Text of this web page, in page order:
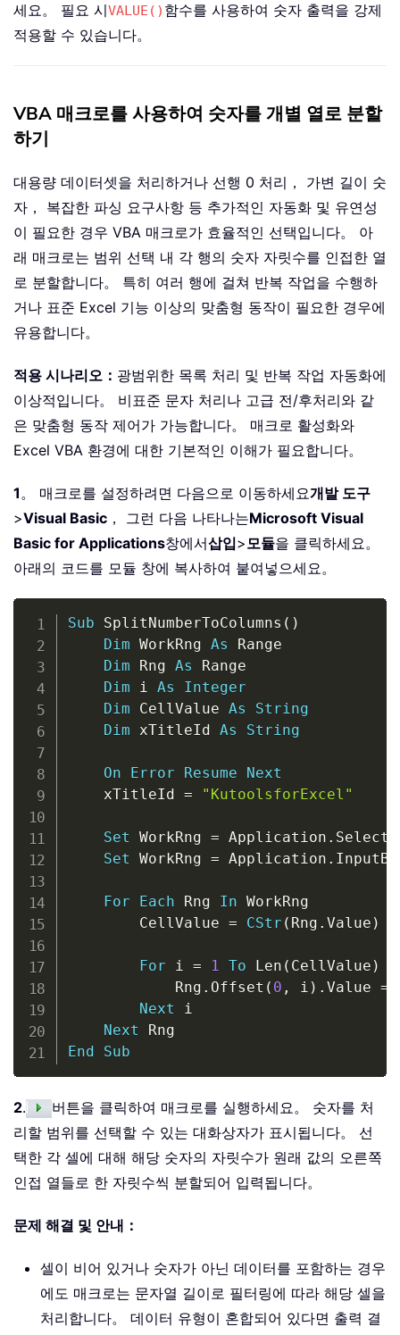
세요。 필요 시VALUE() 함수를 사용하여 숫자 출력을 강제
적용할 수 있습니다。
VBA 매크로를 사용하여 숫자를 개별 열로 분할
하기
대용량 데이터셋을 처리하거나 선행 0 처리， 가변 길이 숫
자， 복잡한 파싱 요구사항 등 추가적인 자동화 및 유연성
이 필요한 경우 VBA 매크로가 효율적인 선택입니다。 아
래 매크로는 범위 선택 내 각 행의 숫자 자릿수를 인접한 열
로 분할합니다。 특히 여러 행에 걸쳐 반복 작업을 수행하
거나 표준 Excel 기능 이상의 맞춤형 동작이 필요한 경우에
유용합니다。
적용 시나리오： 광범위한 목록 처리 및 반복 작업 자동화에
이상적입니다。 비표준 문자 처리나 고급 전/후처리와 같
은 맞춤형 동작 제어가 가능합니다。 매크로 활성화와
Excel VBA 환경에 대한 기본적인 이해가 필요합니다。
1 。 매크로를 설정하려면 다음으로 이동하세요개발 도구
>Visual Basic ， 그런 다음 나타나는Microsoft Visual
Basic for Applications창에서삽입>모듈을 클릭하세요。
아래의 코드를 모듈 창에 복사하여 붙여넣으세요。
Sub SplitNumberToColumns ( )
Dim WorkRng As Range
Dim Rng As Range
Dim i As
Integer
Dim CellValue As
String
Dim xTitleId As String
On Error Resume
Next
    xTitleId
= "KutoolsforExcel"
Set WorkRng = Application .
Set WorkRng = Application .
For Each Rng In WorkRng
        CellValue
= CStr ( Rng . Value )
For i = 1 To Len ( CellValue )
            Rng
. Offset ( 0 , i ) . Value =
Next i
Next
End
Sub
2.
버튼을 클릭하여 매크로를 실행하세요。 숫자를 처
리할 범위를 선택할 수 있는 대화상자가 표시됩니다。 선
택한 각 셀에 대해 해당 숫자의 자릿수가 원래 값의 오른쪽
인접 열들로 한 자릿수씩 분할되어 입력됩니다。
문제 해결 및 안내：
셀이 비어 있거나 숫자가 아닌 데이터를 포함하는 경우
에도 매크로는 문자열 길이로 필터링에 따라 해당 셀을
처리합니다。 데이터 유형이 혼합되어 있다면 출력 결